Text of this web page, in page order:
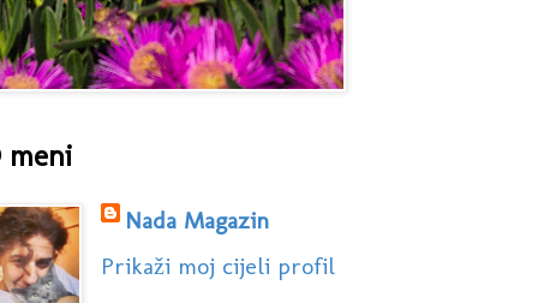
meni
Nada Magazin
Prikaži moj cijeli profil